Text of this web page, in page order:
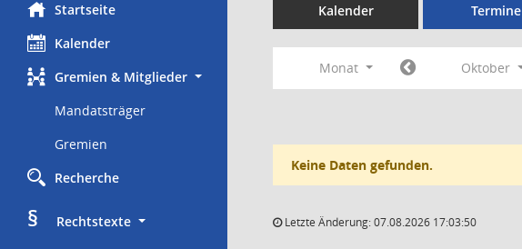
Startseite
Kalender
Gremien & Mitglieder
Mandatsträger
Gremien
Recherche
§
     Rechtstexte
Kalender Termine
Monat Oktober
Keine Daten gefunden.
Letzte Änderung: 07.08.2026 17:03:50